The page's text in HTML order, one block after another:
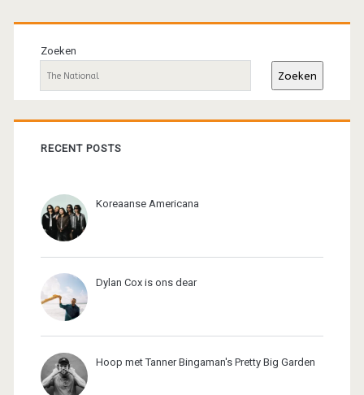
Primaire
sidebar
Zoeken
Zoeken
RECENT POSTS
Koreaanse Americana
Dylan Cox is ons dear
Hoop met Tanner Bingaman's Pretty Big Garden